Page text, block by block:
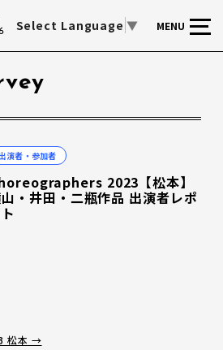
Select Language ▼ MENU
演者・参加者
2023【松本】
・井田・二瓶作品 出演者レポ
松本 →